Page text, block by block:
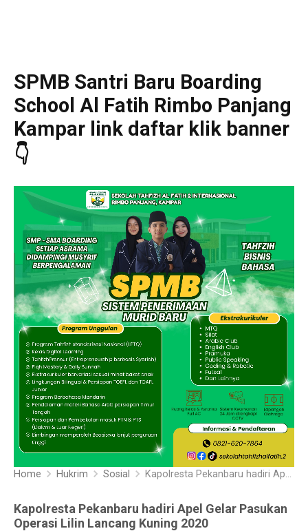
SPMB Santri Baru Boarding
School Al Fatih Rimbo Panjang
Kampar link daftar klik banner
👇
Home Hukrim Sosial Kapolresta Pekanbaru hadiri Apel Gelar Pasukan Operasi Lilin Lancang Kuning 2020
Kapolresta Pekanbaru hadiri Apel Gelar Pasukan
Operasi Lilin Lancang Kuning 2020